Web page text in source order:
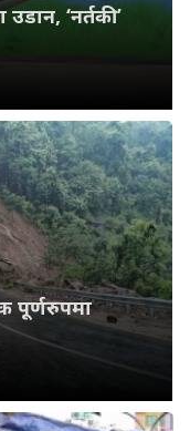
‘नर्तकी’
पूर्णरुपमा